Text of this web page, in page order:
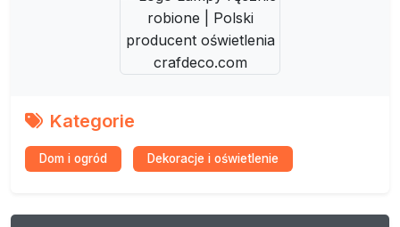
Kategorie
Dom i ogród Dekoracje i oświetlenie